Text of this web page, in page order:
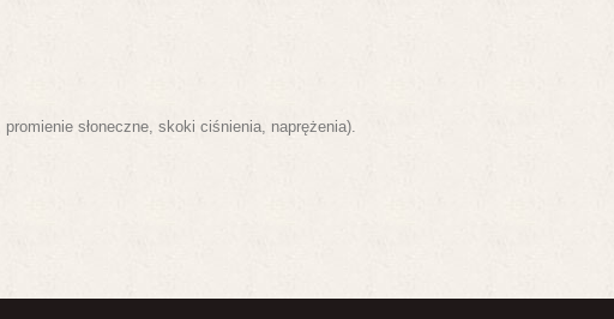
słoneczne, skoki ciśnienia, naprężenia).